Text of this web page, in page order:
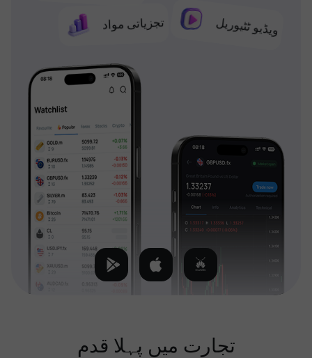
تجزیاتی مواد ویڈیو ٹٹیوریل
تجارت میں پہلا قدم